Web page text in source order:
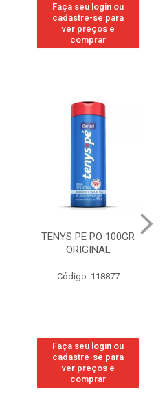
Faça seu login ou
cadastre-se para
ver preços e
comprar
TENYS PE PO 100GR
ORIGINAL
Código: 118877
Faça seu login ou
cadastre-se para
ver preços e
comprar